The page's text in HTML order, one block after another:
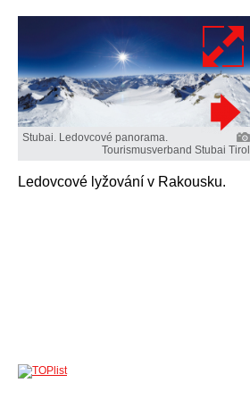
Stubai. Ledovcové panorama.
Tourismusverband Stubai Tirol
Ledovcové lyžování v Rakousku.